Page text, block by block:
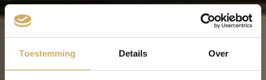
Toestemming Details Over